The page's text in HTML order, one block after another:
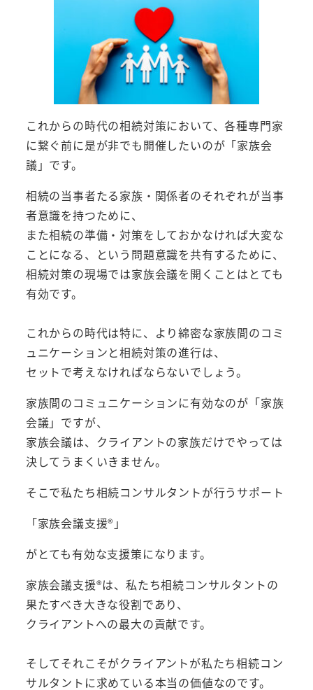
これからの時代の相続対策において、各種専門家
に繋ぐ前に是が非でも開催したいのが「家族会
議」です。
相続の当事者たる家族・関係者のそれぞれが当事
者意識を持つために、
また相続の準備・対策をしておかなければ大変な
ことになる、という問題意識を共有するために、
相続対策の現場では家族会議を開くことはとても
有効です。
これからの時代は特に、より綿密な家族間のコミ
ュニケーションと相続対策の進行は、
セットで考えなければならないでしょう。
家族間のコミュニケーションに有効なのが「家族
会議」ですが、
家族会議は、クライアントの家族だけでやっては
決してうまくいきません。
そこで私たち相続コンサルタントが行うサポート
「家族会議支援®︎」
がとても有効な支援策になります。
家族会議支援®は、私たち相続コンサルタントの
果たすべき大きな役割であり、
クライアントへの最大の貢献です。
そしてそれこそがクライアントが私たち相続コン
サルタントに求めている本当の価値なのです。